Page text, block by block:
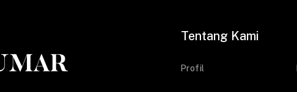
Tentang Kami
Profil